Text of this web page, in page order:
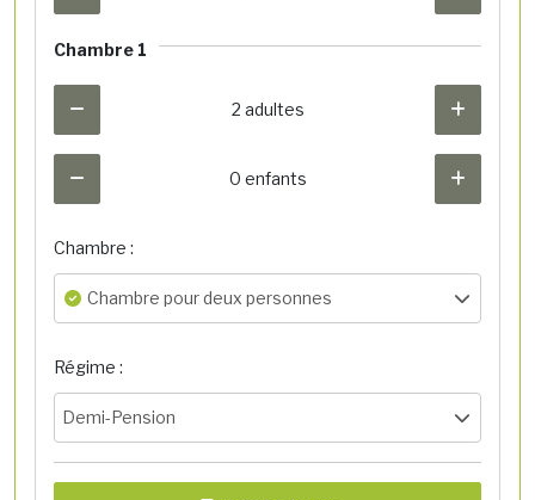
Chambre 1
2 adultes
0 enfants
Chambre :
Chambre pour deux personnes
Régime :
Demi-Pension